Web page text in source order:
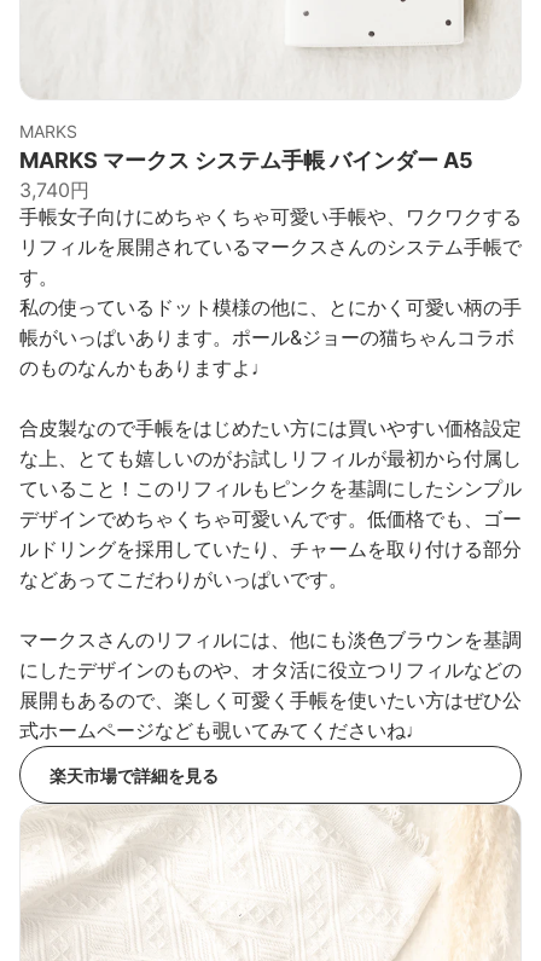
MARKS
MARKS マークス システム手帳 バインダー A5
3,740円
手帳女子向けにめちゃくちゃ可愛い手帳や、ワクワクする
リフィルを展開されているマークスさんのシステム手帳で
す。
私の使っているドット模様の他に、とにかく可愛い柄の手
帳がいっぱいあります。ポール&ジョーの猫ちゃんコラボ
のものなんかもありますよ♩
合皮製なので手帳をはじめたい方には買いやすい価格設定
な上、とても嬉しいのがお試しリフィルが最初から付属し
ていること！このリフィルもピンクを基調にしたシンプル
デザインでめちゃくちゃ可愛いんです。低価格でも、ゴー
ルドリングを採用していたり、チャームを取り付ける部分
などあってこだわりがいっぱいです。
マークスさんのリフィルには、他にも淡色ブラウンを基調
にしたデザインのものや、オタ活に役立つリフィルなどの
展開もあるので、楽しく可愛く手帳を使いたい方はぜひ公
式ホームページなども覗いてみてくださいね♩
楽天市場で詳細を見る